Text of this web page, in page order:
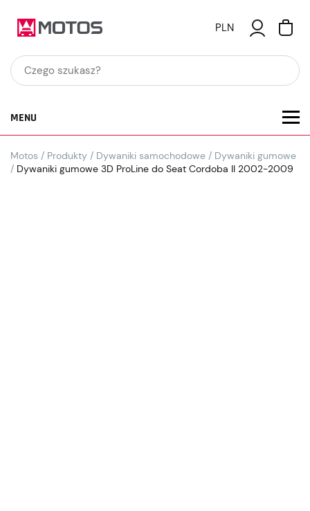
PLN
MENU
Motos / Produkty / Dywaniki samochodowe / Dywaniki gumowe
/ Dywaniki gumowe 3D ProLine do Seat Cordoba II 2002-2009